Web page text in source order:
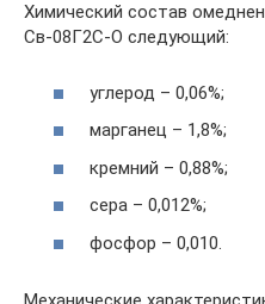
Химический состав
Св-08Г2С-О следующий:
углерод – 0,06%;
марганец – 1,8%;
кремний – 0,88%;
сера – 0,012%;
фосфор – 0,010.